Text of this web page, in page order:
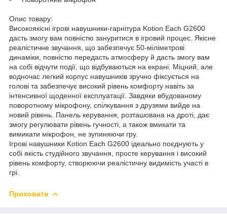
Опис товару:
Високоякісні ігрові навушники-гарнітура Kotion Each G2600
дасть змогу вам повністю зануритися в ігровий процес. Якісне
реалістичне звучання, що забезпечує 50-міліметрові
динаміки, повністю передасть атмосферу й дасть змогу вам
на собі відчути події, що відбуваються на екрані. Міцний, але
водночас легкий корпус навушників зручно фіксується на
голові та забезпечує високий рівень комфорту навіть за
інтенсивної щоденної експлуатації. Завдяки вбудованому
поворотному мікрофону, спілкування з друзями вийде на
новий рівень. Панель керування, розташована на дроті, дає
змогу регулювати рівень гучності, а також вмикати та
вимикати мікрофон, не зупиняючи гру.
Ігрові навушники Kotion Each G2600 ідеально поєднують у
собі якість студійного звучання, просте керування і високий
рівень комфорту, створюючи реалістичну видимість участі в
грі.
Приховати